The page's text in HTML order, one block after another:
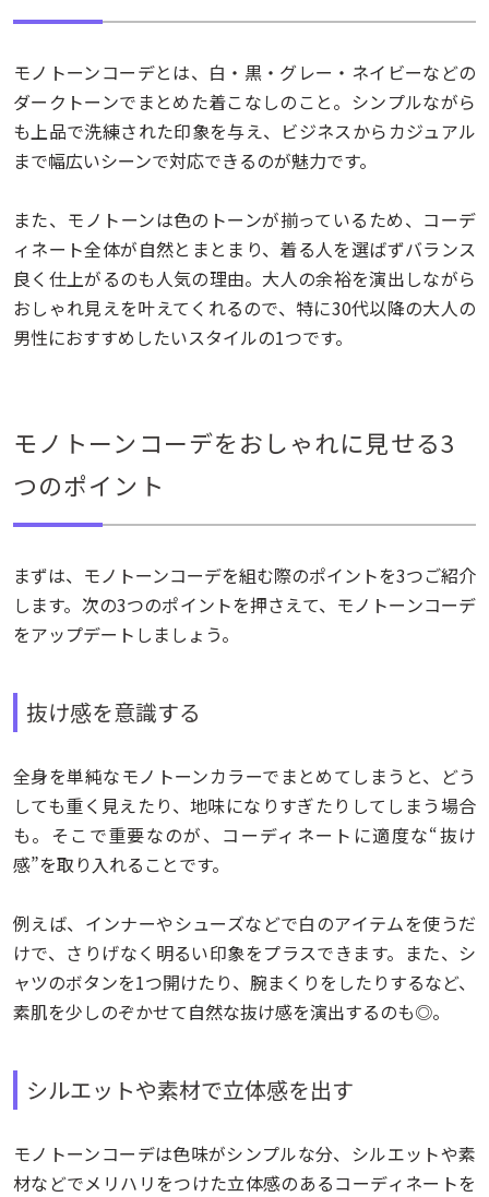
モノトーンコーデとは、白・黒・グレー・ネイビーなどの
ダークトーンでまとめた着こなしのこと。シンプルながら
も上品で洗練された印象を与え、ビジネスからカジュアル
まで幅広いシーンで対応できるのが魅力です。
また、モノトーンは色のトーンが揃っているため、コーデ
ィネート全体が自然とまとまり、着る人を選ばずバランス
良く仕上がるのも人気の理由。大人の余裕を演出しながら
おしゃれ見えを叶えてくれるので、特に30代以降の大人の
男性におすすめしたいスタイルの1つです。
モノトーンコーデをおしゃれに見せる3
つのポイント
まずは、モノトーンコーデを組む際のポイントを3つご紹介
します。次の3つのポイントを押さえて、モノトーンコーデ
をアップデートしましょう。
抜け感を意識する
全身を単純なモノトーンカラーでまとめてしまうと、どう
しても重く見えたり、地味になりすぎたりしてしまう場合
も。そこで重要なのが、コーディネートに適度な“抜け
感”を取り入れることです。
例えば、インナーやシューズなどで白のアイテムを使うだ
けで、さりげなく明るい印象をプラスできます。また、シ
ャツのボタンを1つ開けたり、腕まくりをしたりするなど、
素肌を少しのぞかせて自然な抜け感を演出するのも◎。
シルエットや素材で立体感を出す
モノトーンコーデは色味がシンプルな分、シルエットや素
材などでメリハリをつけた立体感のあるコーディネートを